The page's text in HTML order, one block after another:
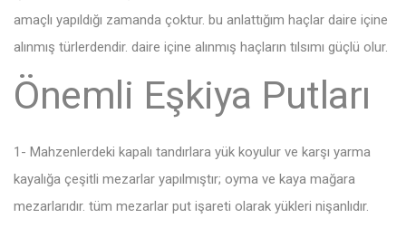
amaçlı yapıldığı zamanda çoktur. bu anlattığım haçlar daire içine
alınmış türlerdendir. daire içine alınmış haçların tılsımı güçlü olur.
Önemli Eşkiya Putları
1- Mahzenlerdeki kapalı tandırlara yük koyulur ve karşı yarma
kayalığa çeşitli mezarlar yapılmıştır; oyma ve kaya mağara
mezarlarıdır. tüm mezarlar put işareti olarak yükleri nişanlıdır.